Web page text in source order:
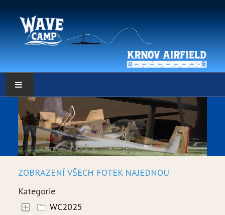
HLAVNÍ STRÁNKA
POČASÍ
POČASÍ - DATA
WEBKAMERY
LOW RES METEO
ZOBRAZENÍ VŠECH FOTEK NAJEDNOU
Kategorie
WC2025